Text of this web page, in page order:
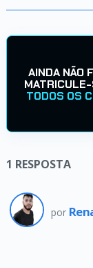
AINDA NÃO
TODOS OS
1 RESPOSTA
por